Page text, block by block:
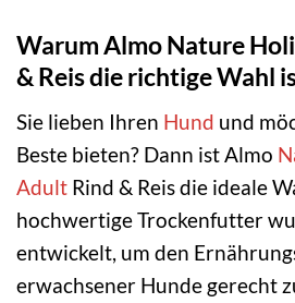
Warum Almo Nature
& Reis die richtige Wahl
Sie lieben Ihren Hund und
Beste bieten? Dann ist Almo
Adult Rind & Reis die ideale
hochwertige Trockenfutter
entwickelt, um den
erwachsener Hunde gerecht